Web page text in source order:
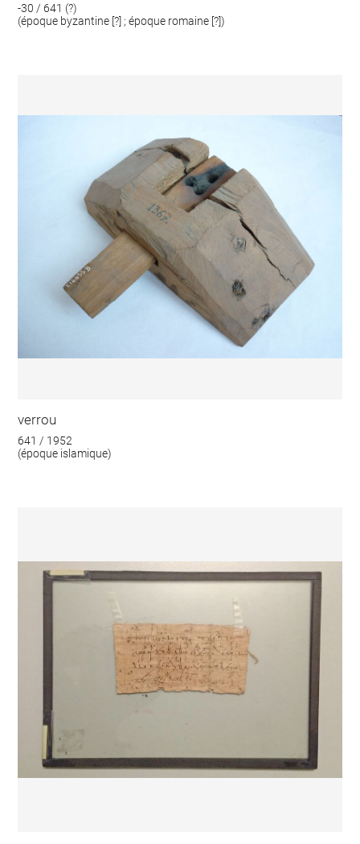
-30 / 641 (?)
(époque byzantine [?] ; époque romaine [?])
verrou
641 / 1952
(époque islamique)